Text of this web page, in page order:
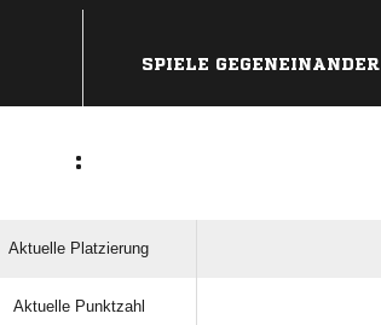
SPIELE GEGENEINANDER
:
Aktuelle Platzierung
Aktuelle Punktzahl